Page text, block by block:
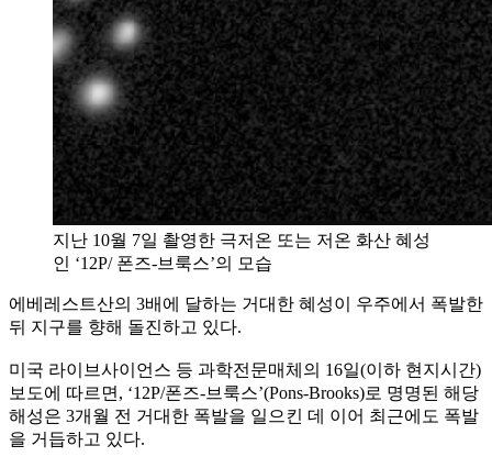
지난 10월 7일 촬영한 극저온 또는 저온 화산 혜성
인 ‘12P/ 폰즈-브룩스’의 모습
에베레스트산의 3배에 달하는 거대한 혜성이 우주에서 폭발한
뒤 지구를 향해 돌진하고 있다.
미국 라이브사이언스 등 과학전문매체의 16일(이하 현지시간)
보도에 따르면, ‘12P/폰즈-브룩스’(Pons-Brooks)로 명명된 해당
해성은 3개월 전 거대한 폭발을 일으킨 데 이어 최근에도 폭발
을 거듭하고 있다.